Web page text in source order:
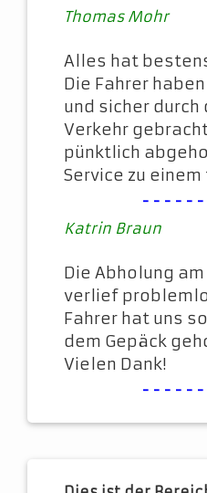
Thomas Mohr
Alles hat
Die Fahrer haben
und sicher durch
Verkehr
pünktlich
Service zu
Katrin Braun
Die Abholung
verlief
Fahrer hat uns
dem Gepäck
Vielen Dank!